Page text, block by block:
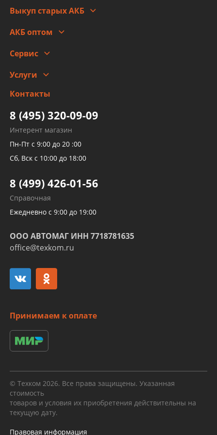
Оплата
Гарантии и возврат
Выкуп старых АКБ
АКБ оптом
Сервис
Заправка кондиционера авто
Детейлинг
Услуги
высокого давления
Тормозных трубок
Рукавов гидроусилителей
Рукавов компрессоров и турбин
Трубок кондиционеров
Развертка пайка медных стальных
алюминиевых трубок и штуцеров
Контакты
8 (495) 320-09-09
Интерент магазин
Пн-Пт с 9:00 до 20 :00
Сб, Вск с 10:00 до 18:00
8 (499) 426-01-56
Справочная
Ежедневно с 9:00 до 19:00
ООО АВТОМАГ ИНН 7718781635
office@texkom.ru
Принимаем к оплате
© Техком 2026. Все права защищены. Указанная
стоимость
товаров и условия их приобретения действительны на
текущую дату.
Правовая информация